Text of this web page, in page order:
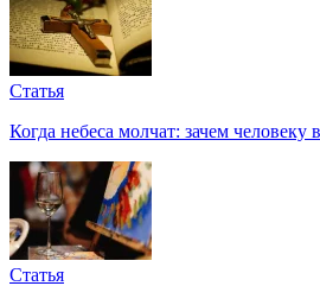
Статья
Когда небеса молчат: зачем человеку
Статья